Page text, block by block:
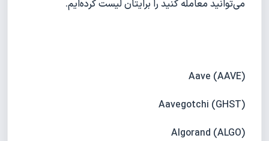
می‌توانید معامله کنید را برایتان لیست کرده‌ایم.
Aave (AAVE)
Aavegotchi (GHST)
Algorand (ALGO)